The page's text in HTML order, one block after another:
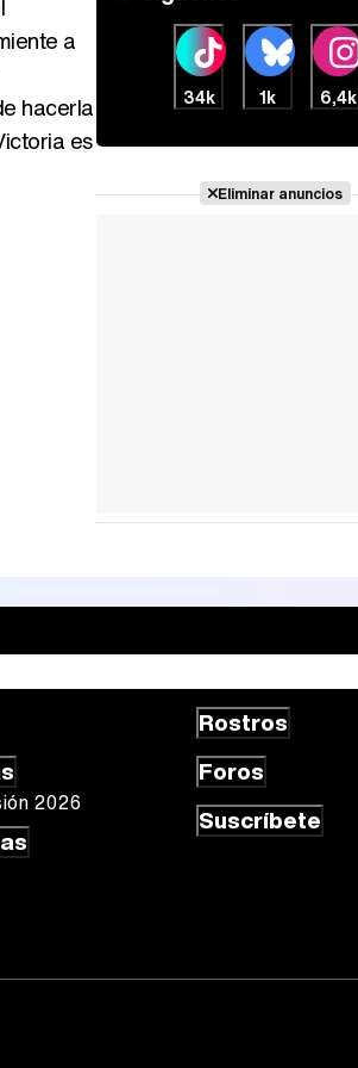
a
hacerla
es
34k 1k 6,4k
Eliminar anuncios
2026
Rostros
Foros
Suscríbete